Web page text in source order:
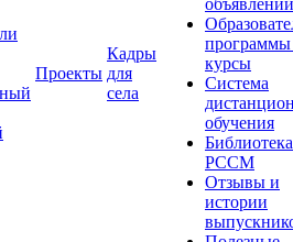
Проекты
Кадры
для
села
объявлений
курсы
Система
обучения
Библиотека
РССМ
Отзывы и
истории